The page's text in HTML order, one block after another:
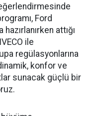
Ford
hazırlanırken attığı
ile
regülasyonlarına
konfor ve
sunacak güçlü bir